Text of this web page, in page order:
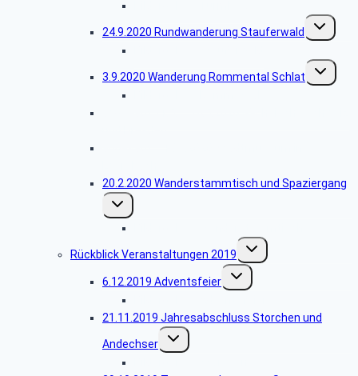
24.9.2020 Rundwanderung Stauferwald
Untermenü
3.9.2020 Wanderung Rommental Schlat
Untermenü
20.2.2020 Wanderstammtisch und Spaziergang
Untermenü
umschalten
Rückblick Veranstaltungen 2019
Untermenü
umschalten
6.12.2019 Adventsfeier
Untermenü
umschalten
21.11.2019 Jahresabschluss Storchen und
Andechser
Untermenü
umschalten